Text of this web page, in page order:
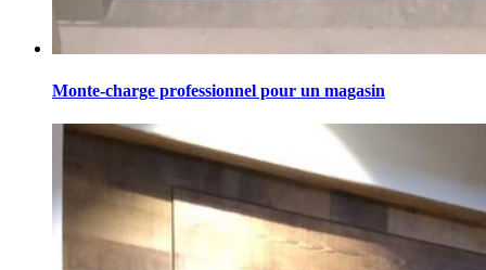
Monte-charge professionnel pour un magasin